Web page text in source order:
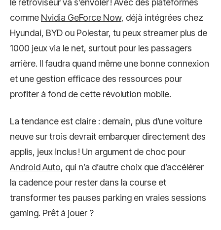
le rétroviseur va s’envoler ! Avec des plateformes
comme Nvidia GeForce Now, déjà intégrées chez
Hyundai, BYD ou Polestar, tu peux streamer plus de
1000 jeux via le net, surtout pour les passagers
arrière. Il faudra quand même une bonne connexion
et une gestion efficace des ressources pour
profiter à fond de cette révolution mobile.
La tendance est claire : demain, plus d’une voiture
neuve sur trois devrait embarquer directement des
applis, jeux inclus ! Un argument de choc pour
Android Auto, qui n’a d’autre choix que d’accélérer
la cadence pour rester dans la course et
transformer tes pauses parking en vraies sessions
gaming. Prêt à jouer ?